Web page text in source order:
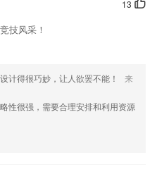
丽的过人，霸气的扣篮，这里有N
90%以上的课本练习册解析
识熟练度。
13
技风采！
计得很巧妙，让人欲罢不能！
来
性很强，需要合理安排和利用资源